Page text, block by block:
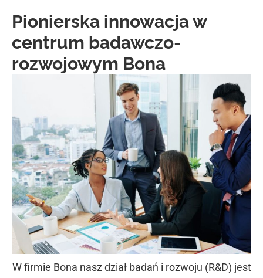
Pionierska innowacja w
centrum badawczo-
rozwojowym Bona
W firmie Bona nasz dział badań i rozwoju (R&D) jest